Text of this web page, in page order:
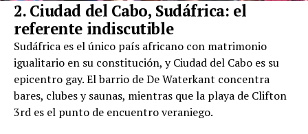
2. Ciudad del Cabo, Sudáfrica: el
referente indiscutible
Sudáfrica es el único país africano con matrimonio
igualitario en su constitución, y Ciudad del Cabo es su
epicentro gay. El barrio de De Waterkant concentra
bares, clubes y saunas, mientras que la playa de Clifton
3rd es el punto de encuentro veraniego.